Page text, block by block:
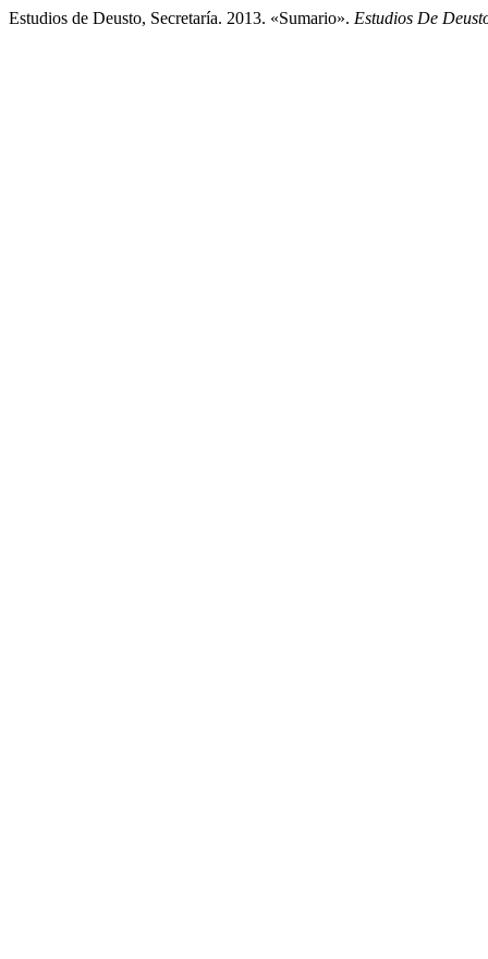
Estudios de Deusto, Secretaría. 2013. «Sumario». Estudios De